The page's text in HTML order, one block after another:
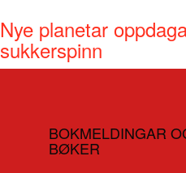
Nye planetar
sukkerspinn
BOKMELDINGAR
BØKER